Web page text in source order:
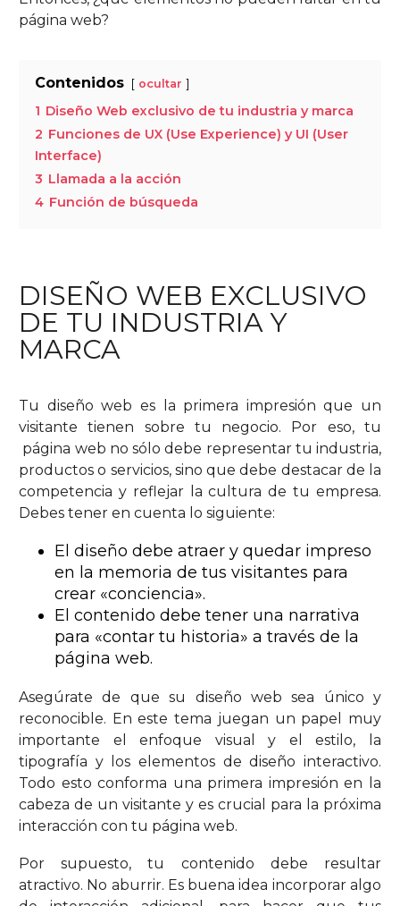
página web?
Contenidos ocultar
1 Diseño Web exclusivo de tu industria y marca
2 Funciones de UX (Use Experience) y UI (User
Interface)
3 Llamada a la acción
4 Función de búsqueda
DISEÑO WEB EXCLUSIVO
DE TU INDUSTRIA Y
MARCA
Tu diseño web es la primera impresión que un
visitante tienen sobre tu negocio. Por eso, tu
página web no sólo debe representar tu industria,
productos o servicios, sino que debe destacar de la
competencia y reflejar la cultura de tu empresa.
Debes tener en cuenta lo siguiente:
El diseño debe atraer y quedar impreso
en la memoria de tus visitantes para
crear «conciencia».
El contenido debe tener una narrativa
para «contar tu historia» a través de la
página web.
Asegúrate de que su diseño web sea único y
reconocible. En este tema juegan un papel muy
importante el enfoque visual y el estilo, la
tipografía y los elementos de diseño interactivo.
Todo esto conforma una primera impresión en la
cabeza de un visitante y es crucial para la próxima
interacción con tu página web.
Por supuesto, tu contenido debe resultar
atractivo. No aburrir. Es buena idea incorporar algo